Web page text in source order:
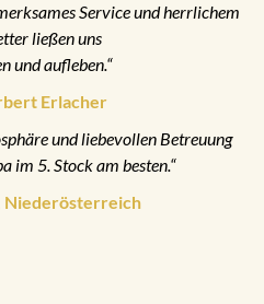
Service und herrlichem
ließen uns
und aufleben.“
Erlacher
und liebevollen Betreuung
im 5. Stock am besten.“
Niederösterreich